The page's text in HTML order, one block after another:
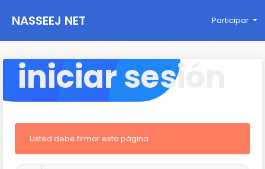
NASSEEJ NET Participar
iniciar sesión
Usted debe firmar esta página